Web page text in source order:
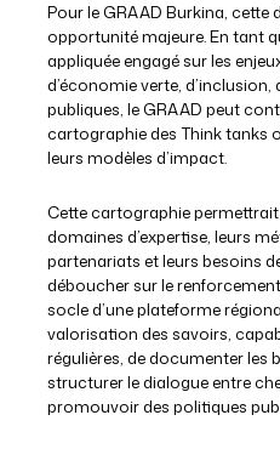
Pour le GRAAD Burkina, cette
opportunité majeure. En tant
appliquée engagé sur les
d’économie verte, d’inclusion,
publiques, le GRAAD peut
cartographie des Think tanks
leurs modèles d’impact.
Cette cartographie permettrait
domaines d’expertise, leurs
partenariats et leurs besoins
déboucher sur le
socle d’une plateforme
valorisation des savoirs,
régulières, de documenter les
structurer le dialogue entre
promouvoir des politiques